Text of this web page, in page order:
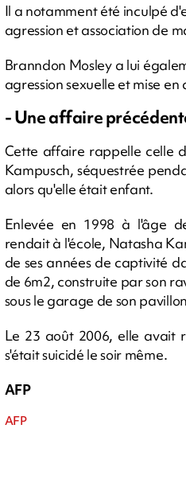
Il a notamment été inculpé
agression et association de
Branndon Mosley a lui
agression sexuelle et mise
- Une affaire
Cette affaire rappelle celle
Kampusch, séquestrée
alors qu'elle était enfant.
Enlevée en 1998 à l'âge
rendait à l'école, Natasha
de ses années de captivité
de 6m2, construite par son
sous le garage de son
Le 23 août 2006, elle avait
s'était suicidé le soir même.
AFP
AFP